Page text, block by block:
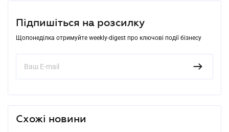
Підпишіться на розсилку
Щопонеділка отримуйте weekly-digest про ключові події бізнесу
Схожі новини